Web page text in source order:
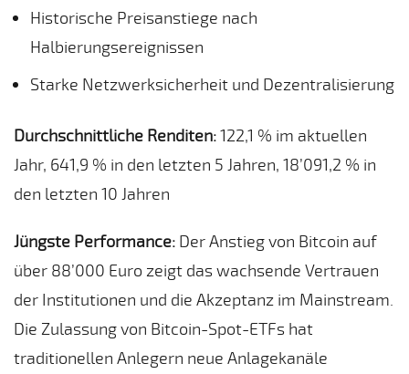
Historische Preisanstiege nach
Halbierungsereignissen
Starke Netzwerksicherheit und Dezentralisierung
Durchschnittliche Renditen:122,1 % im aktuellen
Jahr, 641,9 % in den letzten 5 Jahren, 18’091,2 % in
den letzten 10 Jahren
Jüngste Performance: Der Anstieg von Bitcoin auf
über 88’000 Euro zeigt das wachsende Vertrauen
der Institutionen und die Akzeptanz im Mainstream.
Die Zulassung von Bitcoin-Spot-ETFs hat
traditionellen Anlegern neue Anlagekanäle